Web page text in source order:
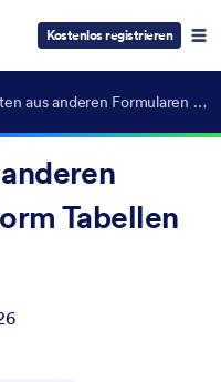
Kostenlos registrieren
Wie Sie Daten aus anderen Formularen in Jotform Tabellen erhalten
Tabellen